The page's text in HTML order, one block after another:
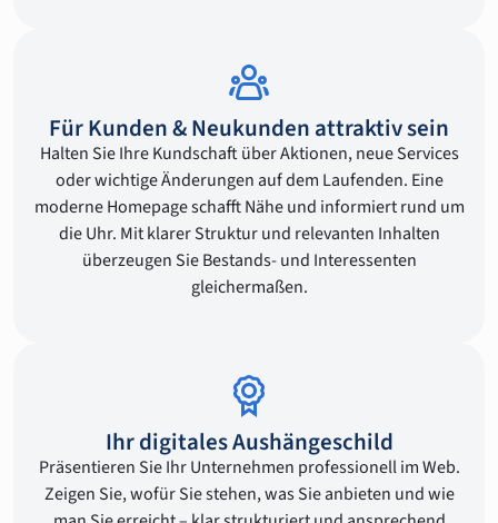
Für Kunden & Neukunden attraktiv sein
Halten Sie Ihre Kundschaft über Aktionen, neue Services
oder wichtige Änderungen auf dem Laufenden. Eine
moderne Homepage schafft Nähe und informiert rund um
die Uhr. Mit klarer Struktur und relevanten Inhalten
überzeugen Sie Bestands- und Interessenten
gleichermaßen.
Ihr digitales Aushängeschild
Präsentieren Sie Ihr Unternehmen professionell im Web.
Zeigen Sie, wofür Sie stehen, was Sie anbieten und wie